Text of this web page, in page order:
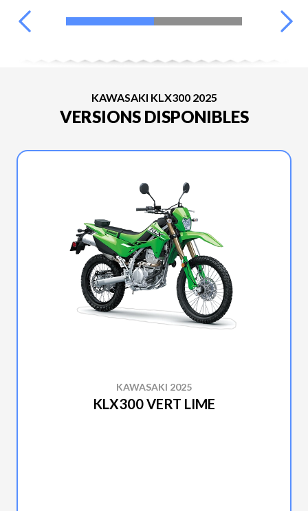
KAWASAKI KLX300 2025
VERSIONS DISPONIBLES
KAWASAKI 2025
KLX300 VERT LIME